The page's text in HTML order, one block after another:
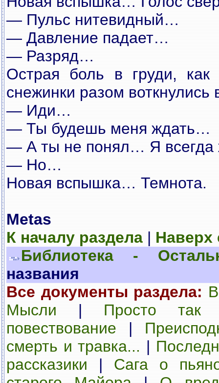
— Пульс нитевидный…
— Давление падает…
— Разряд…
Острая боль в груди, как
снежинки разом
— Иди…
— Ты будешь меня ждать…
— А ты не понял… Я
— Но…
Новая вспышка… Темнота.
Metas
К началу раздела | Наверх
Библиотека -
названия
Все документы раздела:
Мысли | Просто так
повествование |
смерть и травка... |
рассказики | Сага о